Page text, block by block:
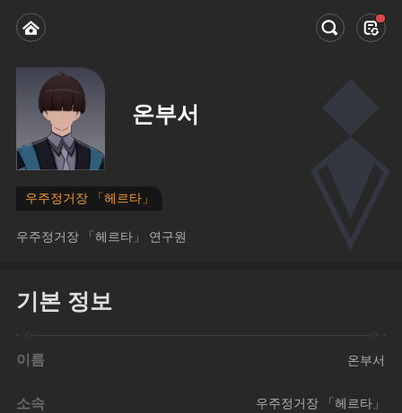
온부서
우주정거장 「헤르타」
우주정거장 「헤르타」 연구원
기본 정보
이름 온부서
소속 우주정거장 「헤르타」